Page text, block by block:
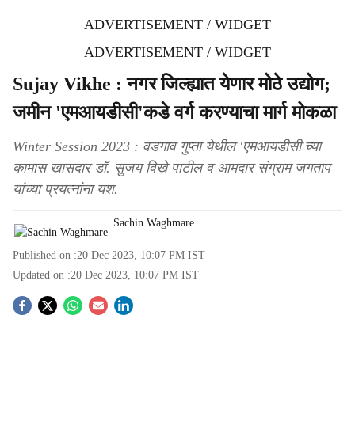
ADVERTISEMENT / WIDGET
ADVERTISEMENT / WIDGET
Sujay Vikhe : नगर जिल्ह्यात येणार मोठे उद्योग;
जमीन 'एमआयडीसी'कडे वर्ग करण्याचा मार्ग मोकळा
Winter Session 2023 : वडगाव गुप्ता येथील 'एमआयडीसी'च्या
कामास खासदार डॉ. सुजय विखे पाटील व आमदार संग्राम जगताप
यांच्या प्रयत्नांना यश.
Sachin Waghmare
Published on :20 Dec 2023, 10:07 PM IST
Updated on :20 Dec 2023, 10:07 PM IST
S